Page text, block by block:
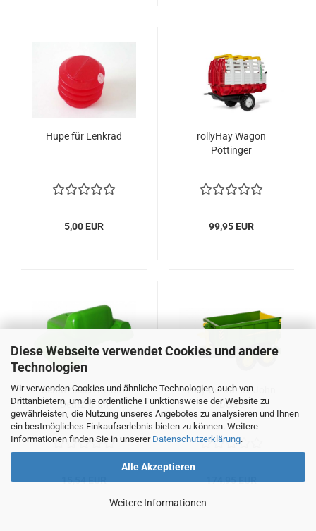
Diese Webseite verwendet Cookies und andere
Technologien
Wir verwenden Cookies und ähnliche Technologien, auch von
Drittanbietern, um die ordentliche Funktionsweise der Website zu
gewährleisten, die Nutzung unseres Angebotes zu analysieren und Ihnen
ein bestmögliches Einkaufserlebnis bieten zu können. Weitere
Informationen finden Sie in unserer Datenschutzerklärung.
Alle Akzeptieren
Weitere Informationen
Hupe für Lenkrad
5,00 EUR
rollyHay Wagon
Pöttinger
99,95 EUR
Schutzblech m. Sitz
Deutz-grün
15,54 EUR
rolly Container John
Deere
174,95 EUR